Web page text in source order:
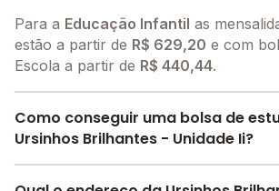
Para a Educação Infantil as
estão a partir de R$ 629,20 e com
Escola a partir de R$ 440,44.
Como conseguir uma bolsa de
Ursinhos Brilhantes - Unidade Ii?